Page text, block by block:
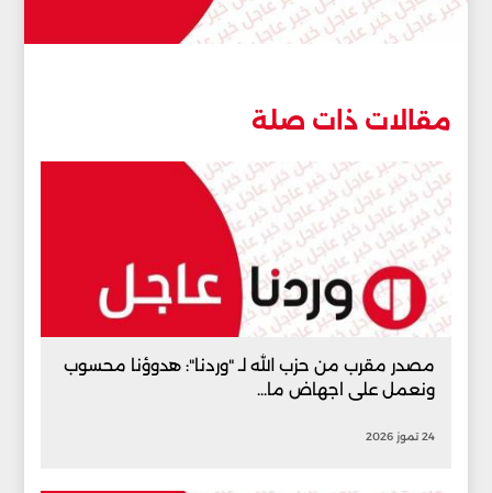
مقالات ذات صلة
مصدر مقرب من حزب الله لـ "وردنا": هدوؤنا محسوب
ونعمل على اجهاض ما...
24 تموز 2026